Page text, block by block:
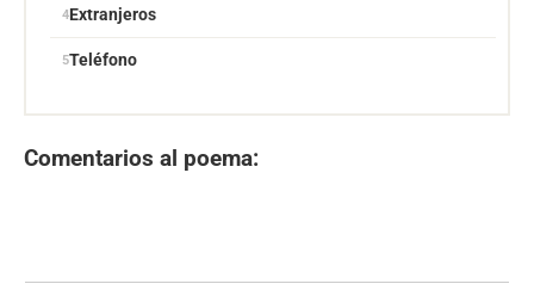
Extranjeros
Teléfono
Comentarios al poema: